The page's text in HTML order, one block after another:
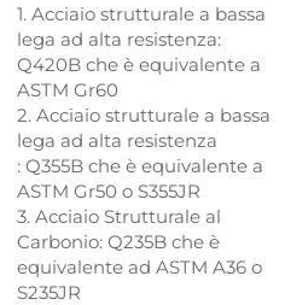
1. Acciaio strutturale a bassa
lega ad alta resistenza:
Q420B che è equivalente a
ASTM Gr60
2. Acciaio strutturale a bassa
lega ad alta resistenza
: Q355B che è equivalente a
ASTM Gr50 o S355JR
3. Acciaio Strutturale al
Carbonio: Q235B che è
equivalente ad ASTM A36 o
S235JR